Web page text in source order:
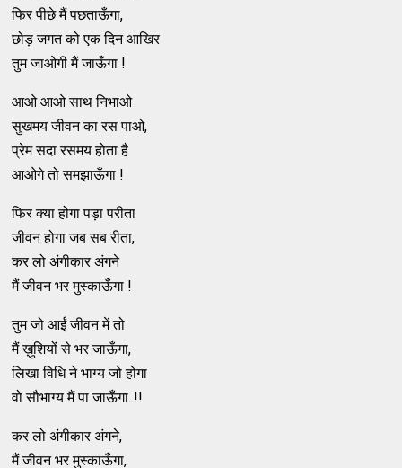
फिर पीछे मैं पछताऊँगा,
छोड़ जगत को एक दिन आखिर
तुम जाओगी मैं जाऊँगा !
आओ आओ साथ निभाओ
सुखमय जीवन का रस पाओ,
प्रेम सदा रसमय होता है
आओगे तो समझाऊँगा !
फिर क्या होगा पड़ा परीता
जीवन होगा जब सब रीता,
कर लो अंगीकार अंगने
मैं जीवन भर मुस्काऊँगा !
तुम जो आईं जीवन में तो
मैं ख़ुशियों से भर जाऊँगा,
लिखा विधि ने भाग्य जो होगा
वो सौभाग्य मैं पा जाऊँगा..!!
कर लो अंगीकार अंगने,
मैं जीवन भर मुस्काऊँगा,